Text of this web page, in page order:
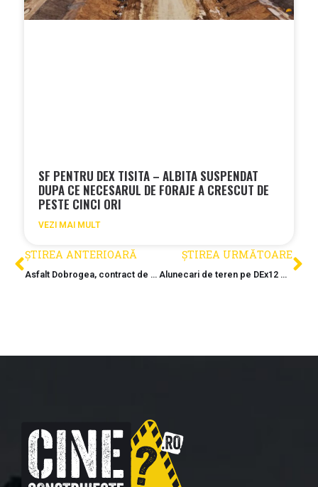
SF PENTRU DEX TISITA – ALBITA SUSPENDAT
DUPA CE NECESARUL DE FORAJE A CRESCUT DE
PESTE CINCI ORI
VEZI MAI MULT
ȘTIREA ANTERIOARĂ
Asfalt Dobrogea, contract de 23,2 milioane lei
ȘTIREA URMĂTOARE
Alunecari de teren pe DEx12 Craiova – Pitesti